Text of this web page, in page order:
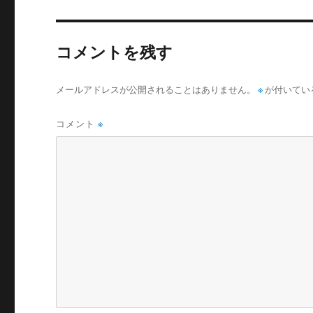
コメントを残す
メールアドレスが公開されることはありません。 ※ が付いて
コメント※